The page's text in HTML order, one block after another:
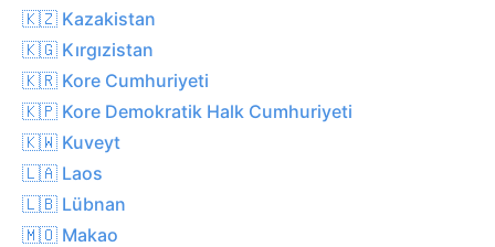
🇰🇿 Kazakistan
🇰🇬 Kırgızistan
🇰🇷 Kore Cumhuriyeti
🇰🇵 Kore Demokratik Halk Cumhuriyeti
🇰🇼 Kuveyt
🇱🇦 Laos
🇱🇧 Lübnan
🇲🇴 Makao